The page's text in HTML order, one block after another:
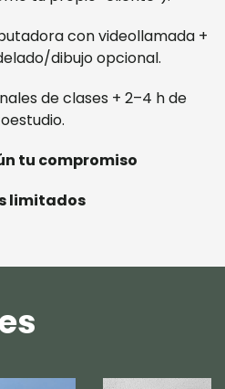
con videollamada +
dibujo opcional.
de clases + 2–4 h de
tu compromiso
limitados